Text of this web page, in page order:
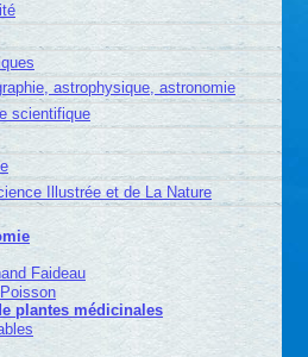
astrophysique, astronomie
scientifique
Illustrée et de La Nature
Faideau
plantes médicinales